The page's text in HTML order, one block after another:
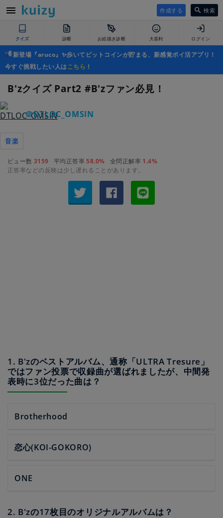
作成する 検索
クイズ 診断 お絵描き診断 大喜利 ログイン
新登場『aruco』✨歩いてビットコインが貯まる、新感覚ポイ活アプリ！
今すぐ挑戦したい人はこちら ！
B'zクイズ Part2 #B'zファン必見！
＠DTLOC_OMSIN
音楽
ビュー数 3159 平均正答率58.0% 全問正解率 1.4%
正答率などの反映は少し遅れることがあります。
1. B'zのベストアルバム、通称「ULTRA Tresure」
ではファン投票で収録曲が選ばれましたが、中間発
表時に3位だった曲は？
Brotherhood
恋心(KOI-GOKORO)
ONE
2. B'zの17枚目のオリジナルアルバムは？